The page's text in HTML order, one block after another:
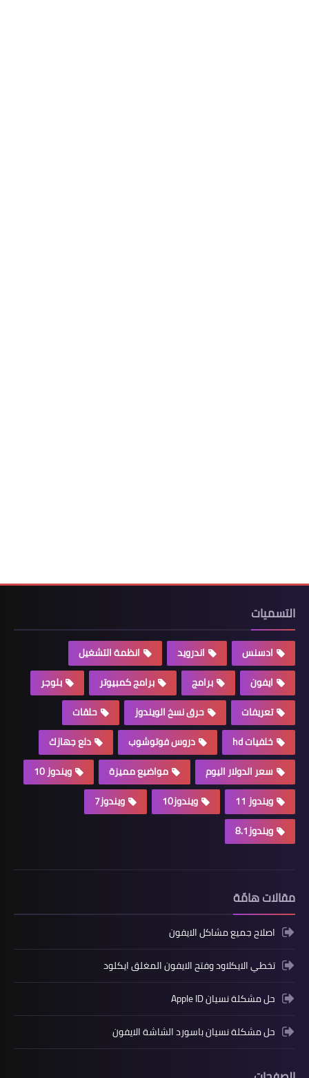
التسميات
ادسنس اندرويد
انظمة التشغيل
ايفون
برامج برامج كمبيوتر
بلوجر
تعريفات
حرق نسخ الويندوز
حلقات
خلفيات hd
دروس فوتوشوب
دلع جهازك
سعر الدولار اليوم
مواضيع مميزة
ويندوز 10
ويندوز 11
ويندوز10
ويندوز7
ويندوز8.1
مقالات هامّة
اصلاح جميع مشاكل الايفون
تخطي الايكلاود وفتح الايفون المغلق ايكلود
حل مشكلة نسيان Apple ID
حل مشكلة نسيان باسورد الشاشة الايفون